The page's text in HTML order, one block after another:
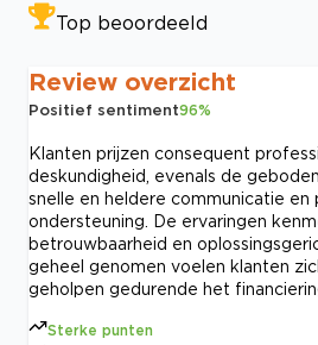
Top beoordeeld
Review overzicht
Positief sentiment96%
Klanten prijzen consequent
deskundigheid, evenals de
snelle en heldere communicatie en
ondersteuning. De ervaringen
betrouwbaarheid en
geheel genomen voelen klanten
geholpen gedurende het
Sterke punten